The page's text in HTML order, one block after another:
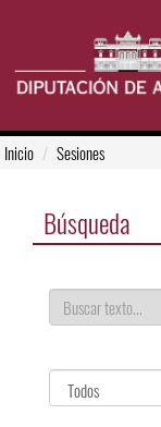
Inicio Sesiones
Búsqueda